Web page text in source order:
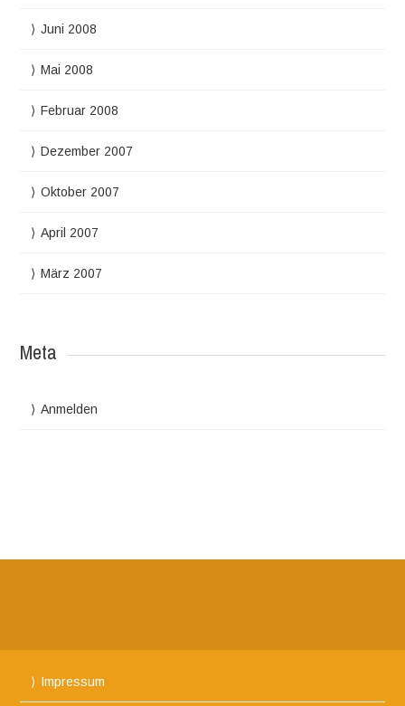
Juni 2008
Mai 2008
Februar 2008
Dezember 2007
Oktober 2007
April 2007
März 2007
Meta
Anmelden
Impressum